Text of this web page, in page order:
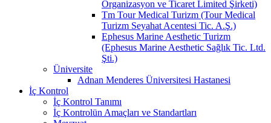
Organizasyon ve Ticaret Limited Şirketi)
Tm Tour Medical Turizm (Tour Medical
Turizm Seyahat Acentesi Tic. A.Ş.)
Ephesus Marine Aesthetic Turizm
(Ephesus Marine Aesthetic Sağlık Tic. Ltd.
Şti.)
Üniversite
Adnan Menderes Üniversitesi Hastanesi
İç Kontrol
İç Kontrol Tanımı
İç Kontrolün Amaçları ve Standartları